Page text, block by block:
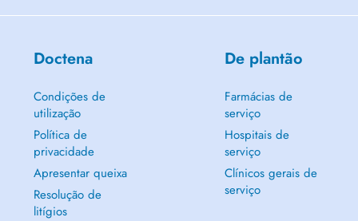
Doctena
Condições de
utilização
Política de
privacidade
Apresentar queixa
Resolução de
litígios
De plantão
Farmácias de
serviço
Hospitais de
serviço
Clínicos gerais de
serviço